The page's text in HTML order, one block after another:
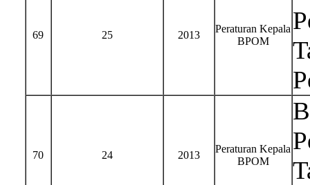
69 25 2013
Peraturan Kepala
BPOM
70 24 2013
Peraturan Kepala
BPOM